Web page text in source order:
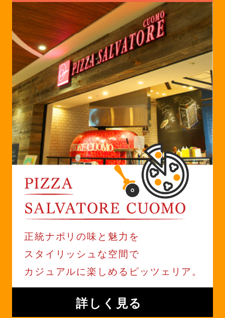
正統ナポリの味と魅力を
スタイリッシュな空間で
カジュアルに楽しめるピッツェリア。
詳しく見る